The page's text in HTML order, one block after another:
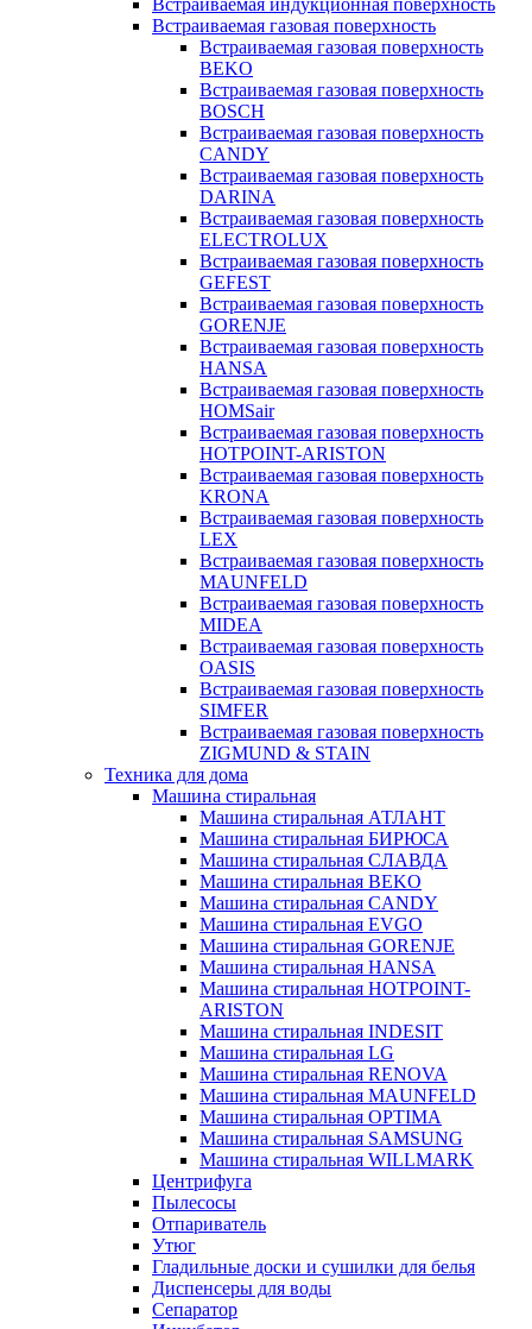
Встраиваемая индукционная поверхность
Встраиваемая газовая поверхность
Встраиваемая газовая поверхность
BEKO
Встраиваемая газовая поверхность
BOSCH
Встраиваемая газовая поверхность
CANDY
Встраиваемая газовая поверхность
DARINA
Встраиваемая газовая поверхность
ELECTROLUX
Встраиваемая газовая поверхность
GEFEST
Встраиваемая газовая поверхность
GORENJE
Встраиваемая газовая поверхность
HANSA
Встраиваемая газовая поверхность
HOMSair
Встраиваемая газовая поверхность
HOTPOINT-ARISTON
Встраиваемая газовая поверхность
KRONA
Встраиваемая газовая поверхность
LEX
Встраиваемая газовая поверхность
MAUNFELD
Встраиваемая газовая поверхность
MIDEA
Встраиваемая газовая поверхность
OASIS
Встраиваемая газовая поверхность
SIMFER
Встраиваемая газовая поверхность
ZIGMUND & STAIN
Техника для дома
Машина стиральная
Машина стиральная АТЛАНТ
Машина стиральная БИРЮСА
Машина стиральная СЛАВДА
Машина стиральная BEKO
Машина стиральная CANDY
Машина стиральная EVGO
Машина стиральная GORENJE
Машина стиральная HANSA
Машина стиральная HOTPOINT-
ARISTON
Машина стиральная INDESIT
Машина стиральная LG
Машина стиральная RENOVA
Машина стиральная MAUNFELD
Машина стиральная OPTIMA
Машина стиральная SAMSUNG
Машина стиральная WILLMARK
Центрифуга
Пылесосы
Отпариватель
Утюг
Гладильные доски и сушилки для белья
Диспенсеры для воды
Сепаратор